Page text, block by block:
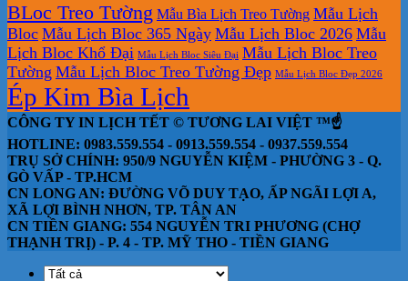
BLoc Treo Tường Mẫu Bìa Lịch Treo Tường Mẫu Lịch
Bloc Mẫu Lịch Bloc 365 Ngày Mẫu Lịch Bloc 2026 Mẫu
Lịch Bloc Khổ Đại Mẫu Lịch Bloc Siêu Đại Mẫu Lịch Bloc Treo
Tường Mẫu Lịch Bloc Treo Tường Đẹp Mẫu Lịch Bloc Đẹp 2026
Ép Kim Bìa Lịch
CÔNG TY IN LỊCH TẾT © TƯƠNG LAI VIỆT ™☝️
HOTLINE: 0983.559.554 - 0913.559.554 - 0937.559.554
TRỤ SỞ CHÍNH: 950/9 NGUYỄN KIỆM - PHƯỜNG 3 - Q.
GÒ VẤP - TP.HCM
CN LONG AN: ĐƯỜNG VÕ DUY TẠO, ẤP NGÃI LỢI A,
XÃ LỢI BÌNH NHƠN, TP. TÂN AN
CN TIỀN GIANG: 554 NGUYỄN TRI PHƯƠNG (CHỢ
THẠNH TRỊ) - P. 4 - TP. MỸ THO - TIỀN GIANG